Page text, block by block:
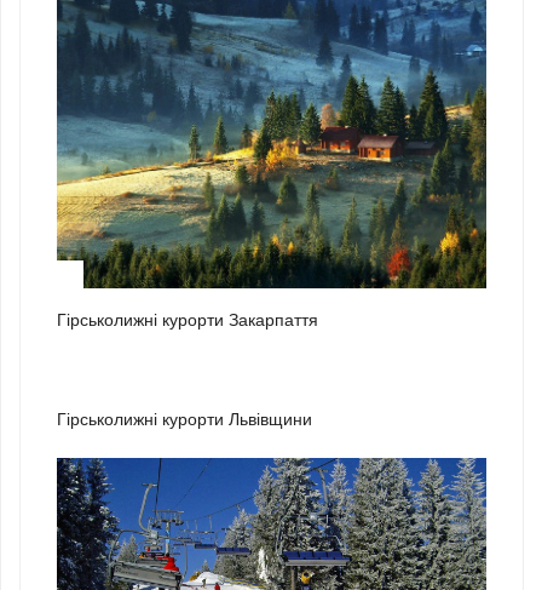
Гірськолижні курорти Закарпаття
Гірськолижні курорти Львівщини